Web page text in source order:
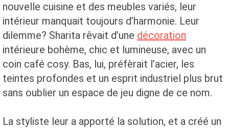
nouvelle cuisine et des meubles variés, leur
intérieur manquait toujours d’harmonie. Leur
dilemme? Sharita rêvait d’une décoration
intérieure bohème, chic et lumineuse, avec un
coin café cosy. Bas, lui, préfèrait l’acier, les
teintes profondes et un esprit industriel plus brut
sans oublier un espace de jeu digne de ce nom.
La styliste leur a apporté la solution, et a créé un